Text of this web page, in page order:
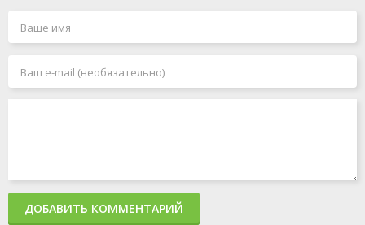
Миссия: невыполнима 7. Смертельная расплата. Часть
1
Человек-паук: Паутина вселенных
Акулы в Париже
Каскадёры
Аргайл: Супершпион
Стражи Галактики. Часть 3
ДОБАВИТЬ КОММЕНТАРИЙ